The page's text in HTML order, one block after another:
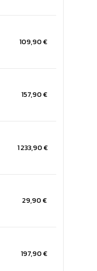
109,90 €
157,90 €
1 233,90 €
29,90 €
197,90 €